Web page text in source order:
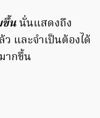
ขึ้นนั่นแสดงถึง
และจำเป็นต้องได้
ากขึ้น